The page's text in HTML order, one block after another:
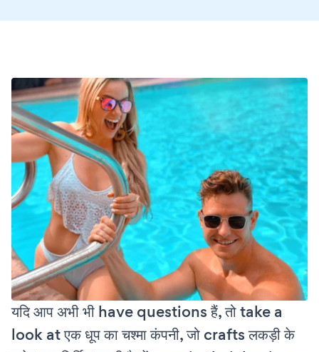
यदि आप अभी भी have questions हैं, तो take a
look at एक धूप का चश्मा कंपनी, जो crafts लकड़ी के